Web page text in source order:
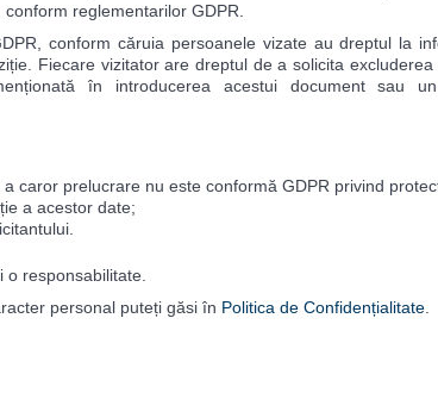
reglementarilor GDPR.
conform căruia persoanele vizate au dreptul la
Fiecare vizitator are dreptul de a solicita
în introducerea acestui document sau
caror prelucrare nu este conformă GDPR privind
a acestor date;
responsabilitate.
personal puteți găsi în Politica de Confidențialitate.